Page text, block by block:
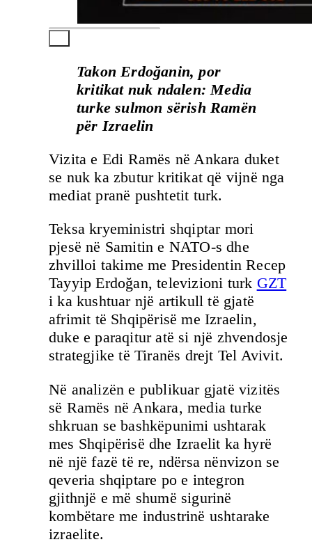
Takon Erdoğanin, por
kritikat nuk ndalen: Media
turke sulmon sërish Ramën
për Izraelin
Vizita e Edi Ramës në Ankara duket
se nuk ka zbutur kritikat që vijnë nga
mediat pranë pushtetit turk.
Teksa kryeministri shqiptar mori
pjesë në Samitin e NATO-s dhe
zhvilloi takime me Presidentin Recep
Tayyip Erdoğan, televizioni turk GZT
i ka kushtuar një artikull të gjatë
afrimit të Shqipërisë me Izraelin,
duke e paraqitur atë si një zhvendosje
strategjike të Tiranës drejt Tel Avivit.
Në analizën e publikuar gjatë vizitës
së Ramës në Ankara, media turke
shkruan se bashkëpunimi ushtarak
mes Shqipërisë dhe Izraelit ka hyrë
në një fazë të re, ndërsa nënvizon se
qeveria shqiptare po e integron
gjithnjë e më shumë sigurinë
kombëtare me industrinë ushtarake
izraelite.